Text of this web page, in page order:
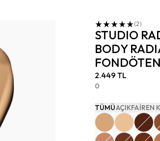
(2)
STUDIO
BODY
FONDÖTEN
2.449 TL
0
TÜMÜAÇIKFAIREN